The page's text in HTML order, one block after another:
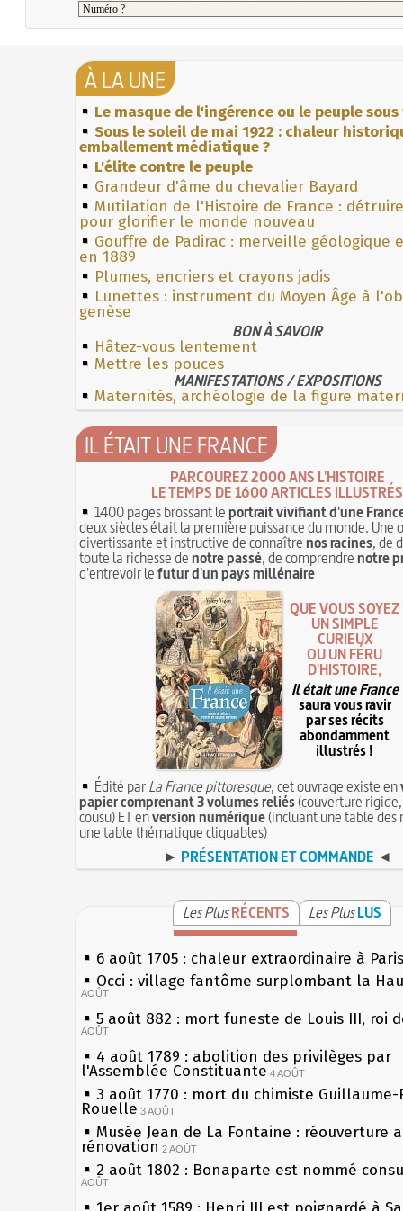
À LA UNE
Le masque de l'ingérence ou le peuple
Sous le soleil de mai 1922 : chaleur
emballement médiatique ?
L'élite contre le peuple
Grandeur d'âme du chevalier Bayard
Mutilation de l'Histoire de France :
pour glorifier le monde nouveau
Gouffre de Padirac : merveille géologique
en 1889
Plumes, encriers et crayons jadis
Lunettes : instrument du Moyen Âge à
genèse
BON À SAVOIR
Hâtez-vous lentement
Mettre les pouces
MANIFESTATIONS / EXPOSITIONS
Maternités, archéologie de la figure
IL ÉTAIT UNE FRANCE
PARCOUREZ 2000 ANS L'HISTOIRE
LE TEMPS DE 1600 ARTICLES ILLUSTRÉS
1400 pages brossant leportrait vivifiant d'une
deux siècles était la première puissance du monde. Une
divertissante et instructive de connaîtrenos racines, de
toute la richesse denotre passé, de comprendrenotre
d'entrevoir lefutur d'un pays millénaire
QUE VOUS SOYEZ
UN SIMPLE
CURIEUX
OU UN FÉRU
D'HISTOIRE,
Il était une France
saura vous ravir
par ses récits
abondamment
illustrés !
Édité parLa France pittoresque, cet ouvrage existe en
papier comprenant 3 volumes reliés(couverture
cousu) ET enversion numérique(incluant une table des
une table thématique cliquables)
► PRÉSENTATION ET COMMANDE ◄
Les PlusRÉCENTS Les PlusLUS
6 août 1705 : chaleur extraordinaire à Paris
Occi : village fantôme surplombant la
AOÛT
5 août 882 : mort funeste de Louis III, roi
AOÛT
4 août 1789 : abolition des privilèges par
l'Assemblée Constituante 4 AOÛT
3 août 1770 : mort du chimiste Guillaume-
Rouelle 3 AOÛT
Musée Jean de La Fontaine : réouverture
rénovation 2 AOÛT
2 août 1802 : Bonaparte est nommé
AOÛT